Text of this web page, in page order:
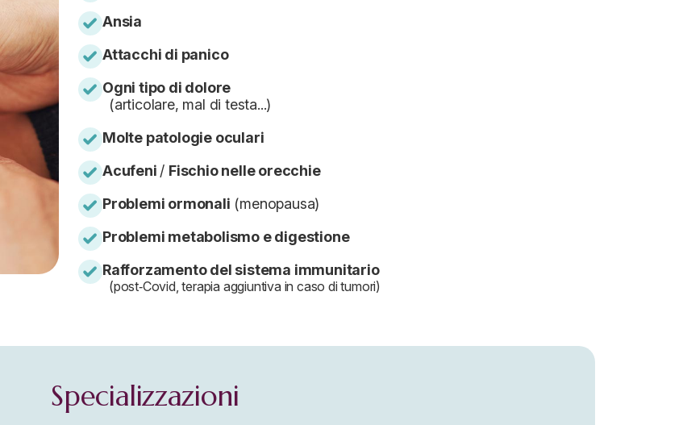
Ansia
Attacchi di panico
Ogni tipo di dolore
(articolare, mal di testa...)
Molte patologie oculari
Acufeni / Fischio nelle orecchie
Problemi ormonali (menopausa)
Problemi metabolismo e digestione
Rafforzamento del sistema immunitario
(post‑Covid, terapia aggiuntiva in caso di tumori)
Specializzazioni